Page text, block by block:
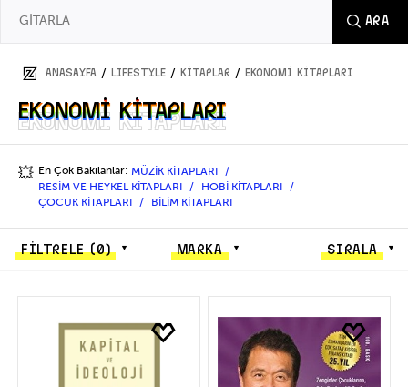
ARA
ANASAYFA / LIFESTYLE / KİTAPLAR / EKONOMİ KİTAPLARI
EKONOMİ KİTAPLARI
EKONOMİ KİTAPLARI
💥 En Çok Bakılanlar: MÜZİK KİTAPLARI
RESİM VE HEYKEL KİTAPLARI
HOBİ KİTAPLARI
ÇOCUK KİTAPLARI
BİLİM KİTAPLARI
FİLTRELE(0) MARKA SIRALA